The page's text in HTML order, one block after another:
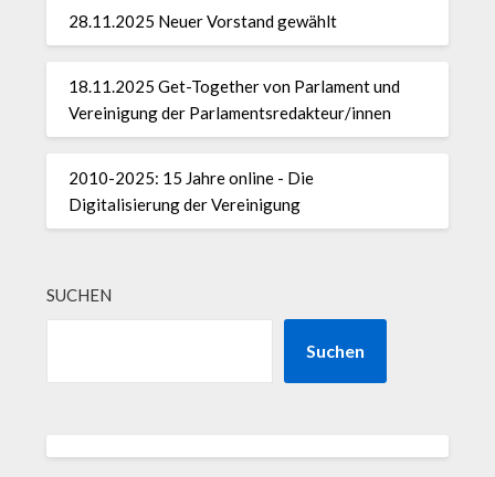
28.11.2025 Neuer Vorstand gewählt
18.11.2025 Get-Together von Parlament und
Vereinigung der Parlamentsredakteur/innen
2010-2025: 15 Jahre online - Die
Digitalisierung der Vereinigung
SUCHEN
Suchen